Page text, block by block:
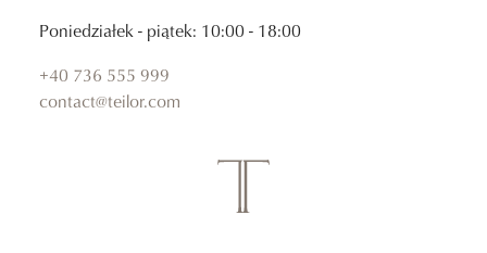
Poniedziałek - piątek: 10:00 - 18:00
+40 736 555 999
contact@teilor.com